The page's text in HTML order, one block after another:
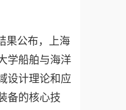
果公布，上海
学船舶与海洋
设计理论和应
备的核心技